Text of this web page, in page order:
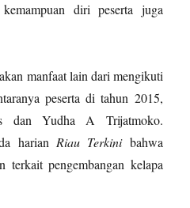
diri peserta juga
manfaat lain dari mengikuti
peserta di tahun 2015,
dan Yudha A Trijatmoko.
harian Riau Terkinibahwa
terkait pengembangan kelapa